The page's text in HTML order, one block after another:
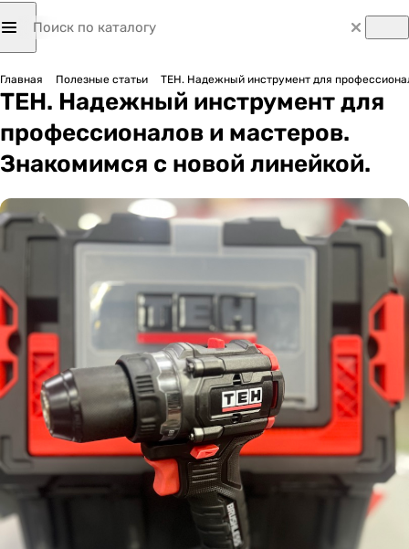
Главная Полезные статьи TEH. Надежный инструмент для
TEH. Надежный инструмент для
профессионалов и мастеров.
Знакомимся с новой линейкой.